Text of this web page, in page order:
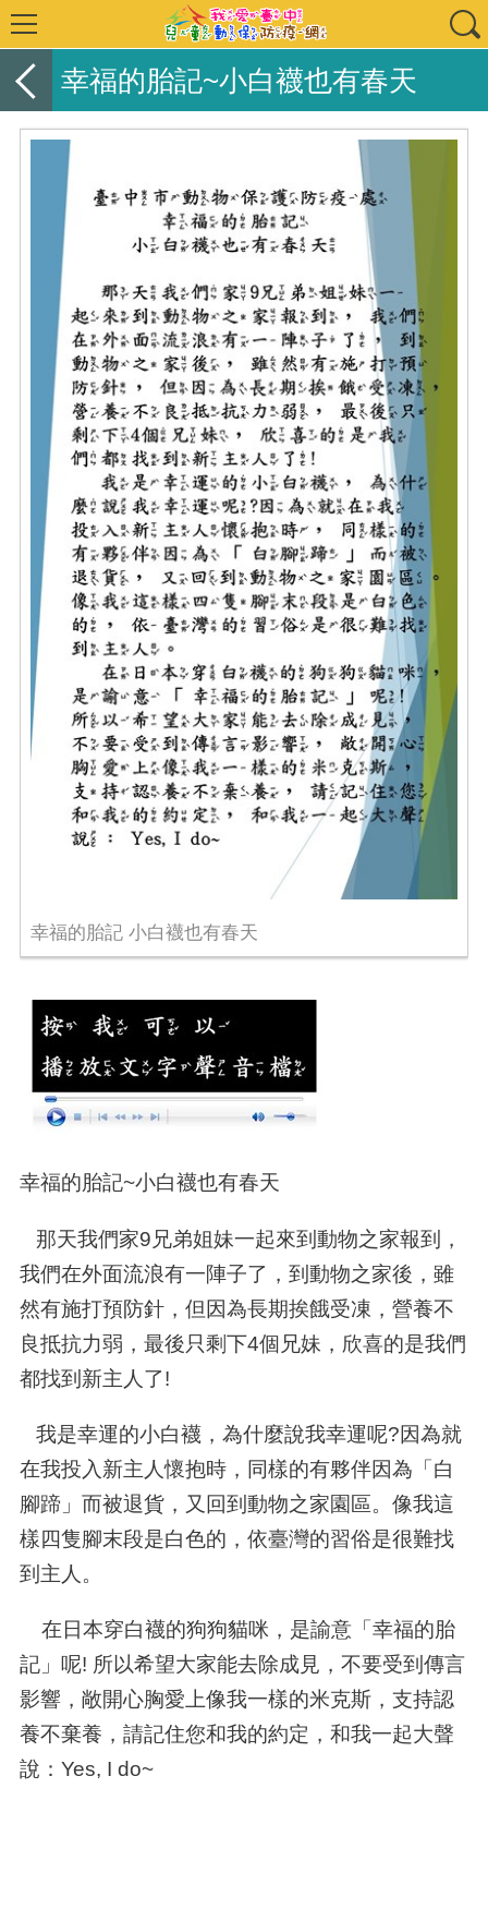
幸福的胎記~小白襪也有春天
幸福的胎記 小白襪也有春天
幸福的胎記~小白襪也有春天
那天我們家9兄弟姐妹一起來到動物之家報到，
我們在外面流浪有一陣子了，到動物之家後，雖
然有施打預防針，但因為長期挨餓受凍，營養不
良抵抗力弱，最後只剩下4個兄妹，欣喜的是我們
都找到新主人了!
我是幸運的小白襪，為什麼說我幸運呢?因為就
在我投入新主人懷抱時，同樣的有夥伴因為「白
腳蹄」而被退貨，又回到動物之家園區。像我這
樣四隻腳末段是白色的，依臺灣的習俗是很難找
到主人。
在日本穿白襪的狗狗貓咪，是諭意「幸福的胎
記」呢! 所以希望大家能去除成見，不要受到傳言
影響，敞開心胸愛上像我一樣的米克斯，支持認
養不棄養，請記住您和我的約定，和我一起大聲
說：Yes, I do~